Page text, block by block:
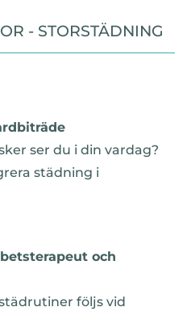
- STORSTÄDNING
ser du i din vardag?
städning i
och
följs vid